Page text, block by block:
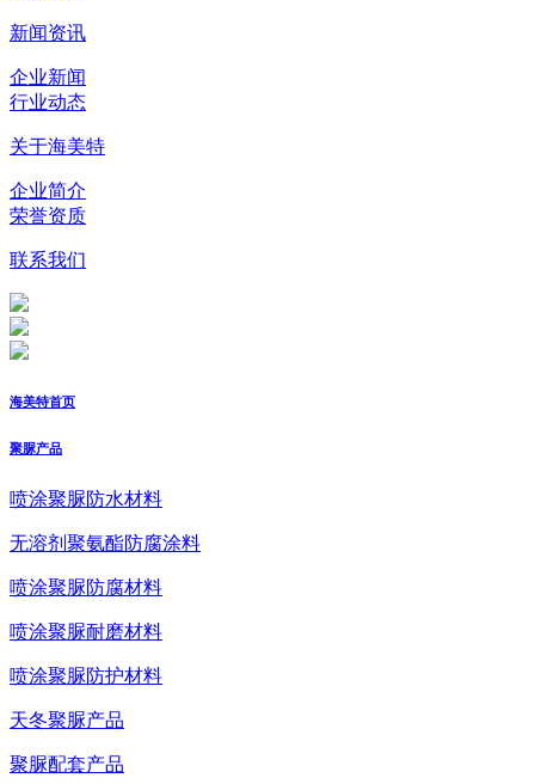
新闻资讯
企业新闻
行业动态
关于海美特
企业简介
荣誉资质
联系我们
海美特首页
聚脲产品
喷涂聚脲防水材料
无溶剂聚氨酯防腐涂料
喷涂聚脲防腐材料
喷涂聚脲耐磨材料
喷涂聚脲防护材料
天冬聚脲产品
聚脲配套产品